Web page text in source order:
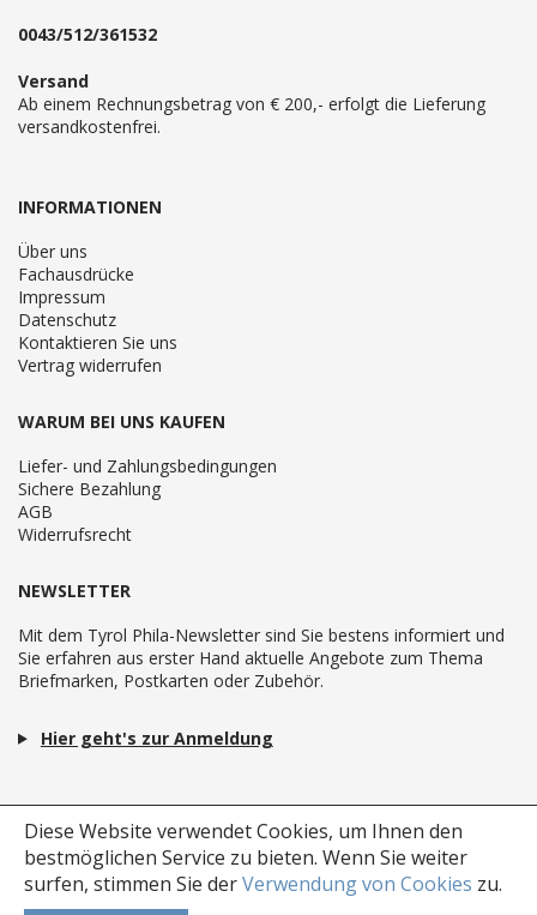
Diese Website verwendet Cookies, um Ihnen den
bestmöglichen Service zu bieten. Wenn Sie weiter
surfen, stimmen Sie derVerwendung von Cookies zu.
0043/512/361532
Versand
Ab einem Rechnungsbetrag von € 200,- erfolgt die Lieferung
versandkostenfrei.
INFORMATIONEN
Über uns
Fachausdrücke
Impressum
Datenschutz
Kontaktieren Sie uns
Vertrag widerrufen
WARUM BEI UNS KAUFEN
Liefer- und Zahlungsbedingungen
Sichere Bezahlung
AGB
Widerrufsrecht
NEWSLETTER
Mit dem Tyrol Phila-Newsletter sind Sie bestens informiert und
Sie erfahren aus erster Hand aktuelle Angebote zum Thema
Briefmarken, Postkarten oder Zubehör.
Hier geht's zur Anmeldung